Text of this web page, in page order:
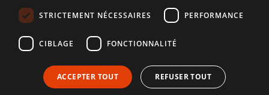
STRICTEMENT NÉCESSAIRES PERFORMANCE
CIBLAGE FONCTIONNALITÉ
ACCEPTER TOUT REFUSER TOUT